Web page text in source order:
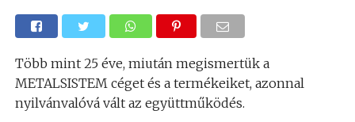
Több mint 25 éve, miután megismertük a
METALSISTEM céget és a termékeiket, azonnal
nyilvánvalóvá vált az együttműködés.